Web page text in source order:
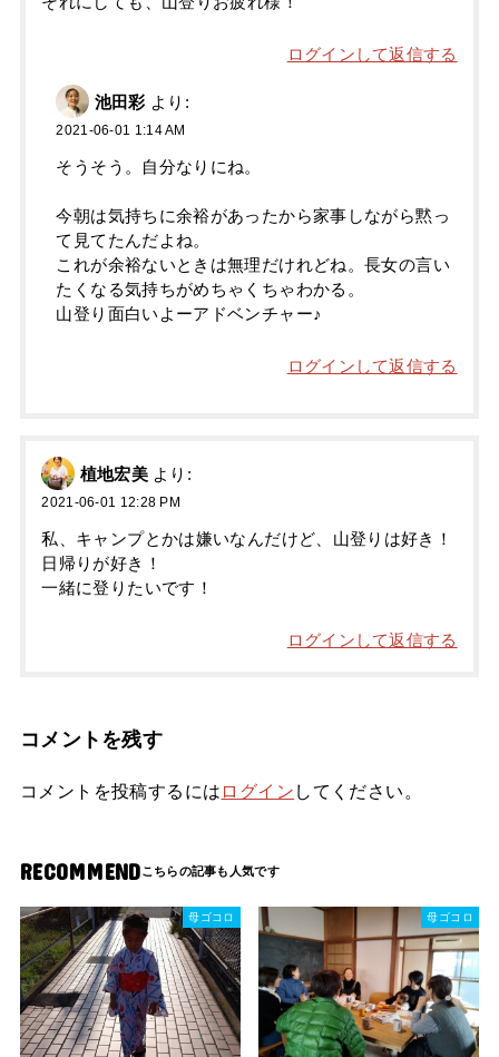
ログインして返信する
池田彩 より:
2021-06-01 1:14 AM
そうそう。自分なりにね。
今朝は気持ちに余裕があったから家事しながら黙っ
て見てたんだよね。
これが余裕ないときは無理だけれどね。長女の言い
たくなる気持ちがめちゃくちゃわかる。
山登り面白いよーアドベンチャー♪
ログインして返信する
植地宏美 より:
2021-06-01 12:28 PM
私、キャンプとかは嫌いなんだけど、山登りは好き！
日帰りが好き！
一緒に登りたいです！
ログインして返信する
コメントを残す
コメントを投稿するには ログイン してください。
RECOMMEND
母ゴコロ 母ゴコロ